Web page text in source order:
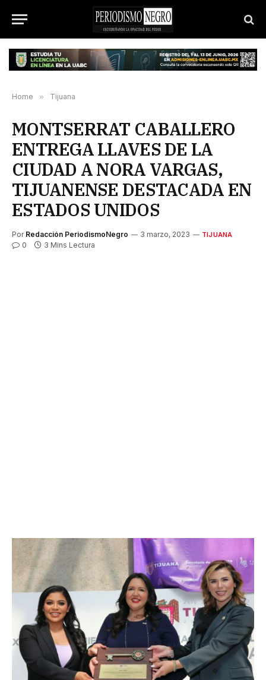
Home » Tijuana
MONTSERRAT CABALLERO
ENTREGA LLAVES DE LA
CIUDAD A NORA VARGAS,
TIJUANENSE DESTACADA EN
ESTADOS UNIDOS
Por Redacción PeriodismoNegro 3 marzo, 2023 TIJUANA
0 3 Mins Lectura